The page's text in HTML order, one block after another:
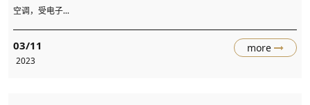
空调，受电子...
03/11
2023
more